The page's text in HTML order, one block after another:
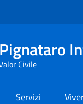
Civile
Servizi